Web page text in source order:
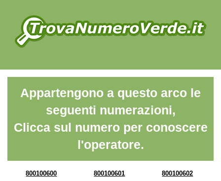
Appartengono a questo arco le
seguenti numerazioni,
Clicca sul numero per conoscere
l'operatore.
800100600 800100601 800100602